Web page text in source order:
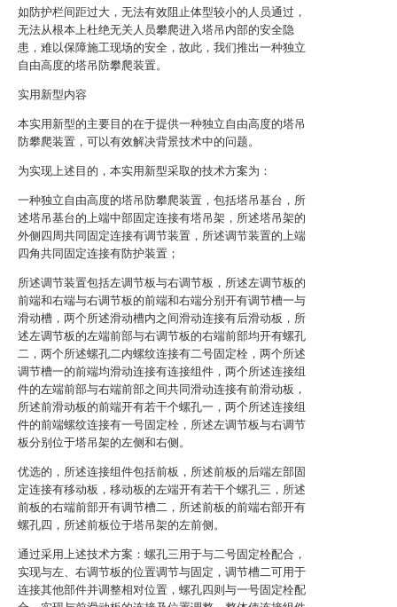
如防护栏间距过大，无法有效阻止体型较小的人员通过，
无法从根本上杜绝无关人员攀爬进入塔吊内部的安全隐
患，难以保障施工现场的安全，故此，我们推出一种独立
自由高度的塔吊防攀爬装置。
实用新型内容
本实用新型的主要目的在于提供一种独立自由高度的塔吊
防攀爬装置，可以有效解决背景技术中的问题。
为实现上述目的，本实用新型采取的技术方案为：
一种独立自由高度的塔吊防攀爬装置，包括塔吊基台，所
述塔吊基台的上端中部固定连接有塔吊架，所述塔吊架的
外侧四周共同固定连接有调节装置，所述调节装置的上端
四角共同固定连接有防护装置；
所述调节装置包括左调节板与右调节板，所述左调节板的
前端和右端与右调节板的前端和右端分别开有调节槽一与
滑动槽，两个所述滑动槽内之间滑动连接有后滑动板，所
述左调节板的左端前部与右调节板的右端前部均开有螺孔
二，两个所述螺孔二内螺纹连接有二号固定栓，两个所述
调节槽一的前端均滑动连接有连接组件，两个所述连接组
件的左端前部与右端前部之间共同滑动连接有前滑动板，
所述前滑动板的前端开有若干个螺孔一，两个所述连接组
件的前端螺纹连接有一号固定栓，所述左调节板与右调节
板分别位于塔吊架的左侧和右侧。
优选的，所述连接组件包括前板，所述前板的后端左部固
定连接有移动板，移动板的左端开有若干个螺孔三，所述
前板的右端前部开有调节槽二，所述前板的前端右部开有
螺孔四，所述前板位于塔吊架的左前侧。
通过采用上述技术方案：螺孔三用于与二号固定栓配合，
实现与左、右调节板的位置调节与固定，调节槽二可用于
连接其他部件并调整相对位置，螺孔四则与一号固定栓配